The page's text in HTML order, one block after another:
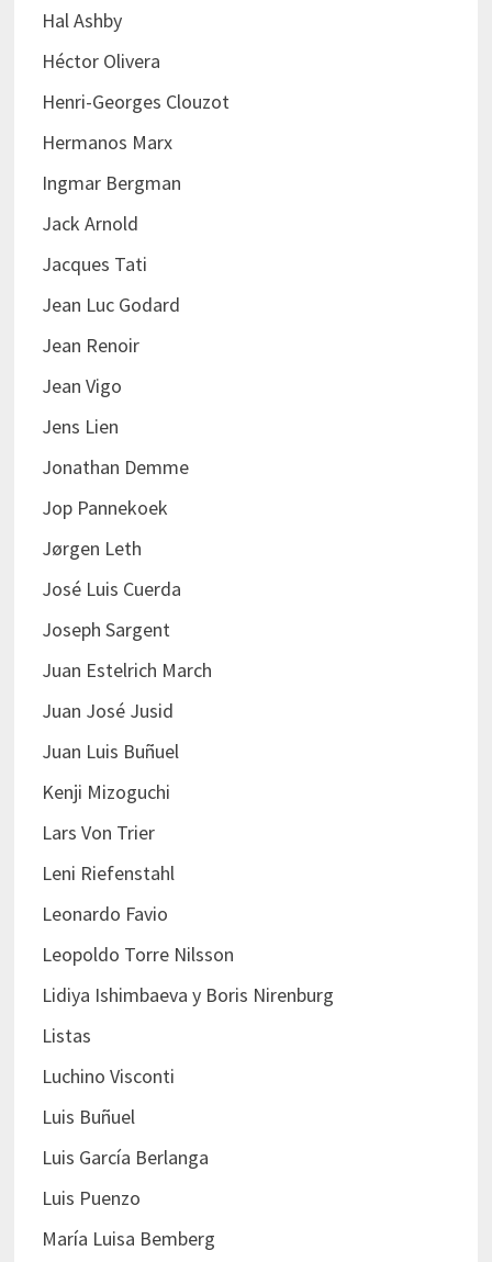
Hal Ashby
Héctor Olivera
Henri-Georges Clouzot
Hermanos Marx
Ingmar Bergman
Jack Arnold
Jacques Tati
Jean Luc Godard
Jean Renoir
Jean Vigo
Jens Lien
Jonathan Demme
Jop Pannekoek
Jørgen Leth
José Luis Cuerda
Joseph Sargent
Juan Estelrich March
Juan José Jusid
Juan Luis Buñuel
Kenji Mizoguchi
Lars Von Trier
Leni Riefenstahl
Leonardo Favio
Leopoldo Torre Nilsson
Lidiya Ishimbaeva y Boris Nirenburg
Listas
Luchino Visconti
Luis Buñuel
Luis García Berlanga
Luis Puenzo
María Luisa Bemberg